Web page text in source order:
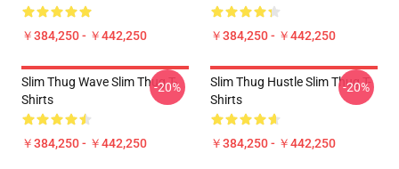
￥384,250 - ￥442,250 ￥384,250 - ￥442,250
Slim Thug Wave Slim Thug T-
Shirts
￥384,250 - ￥442,250
-20%
Slim Thug Hustle Slim Thug T-
Shirts
￥384,250 - ￥442,250
-20%